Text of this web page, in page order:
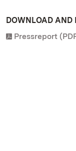
DOWNLOAD AND
Pressreport